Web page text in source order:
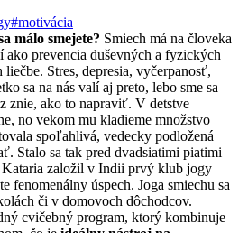
#motivácia
málo smejete? Smiech má na človeka
ako prevencia duševných a fyzických
Stres, depresia, vyčerpanosť,
sa na nás valí aj preto, lebo sme sa
znie, ako to napraviť. V detstve
no vekom mu kladieme množstvo
spoľahlivá, vedecky podložená
Stalo sa tak pred dvadsiatimi piatimi
založil v Indii prvý klub jogy
fenomenálny úspech. Joga smiechu sa
či v domovoch dôchodcov.
cvičebný program, ktorý kombinuje